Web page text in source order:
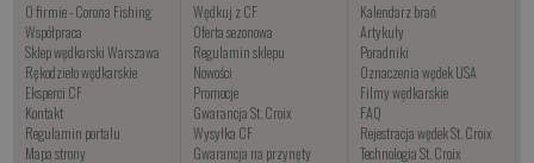
O firmie - Corona Fishing
Współpraca
Sklep wędkarski Warszawa
Rękodzieło wędkarskie
Eksperci CF
Kontakt
Regulamin portalu
Mapa strony
Wędkuj z CF
Oferta sezonowa
Regulamin sklepu
Nowości
Promocje
Gwarancja St. Croix
Wysyłka CF
Gwarancja na przynęty
Kalendarz brań
Artykuły
Poradniki
Oznaczenia wędek USA
Filmy wędkarskie
FAQ
Rejestracja wędek St. Croix
Technologia St. Croix